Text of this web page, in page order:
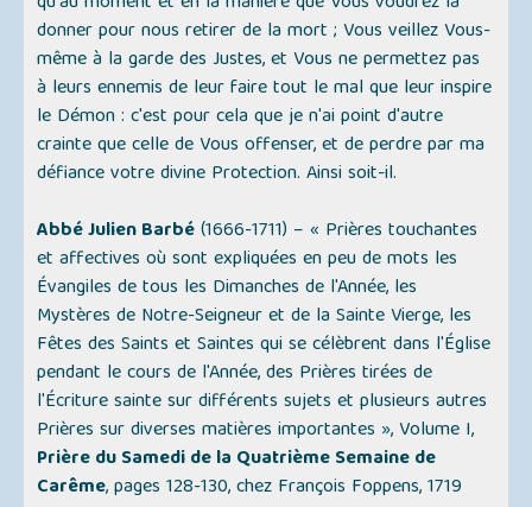
donner pour nous retirer de la mort ; Vous veillez Vous-
même à la garde des Justes, et Vous ne permettez pas
à leurs ennemis de leur faire tout le mal que leur inspire
le Démon : c'est pour cela que je n'ai point d'autre
crainte que celle de Vous offenser, et de perdre par ma
défiance votre divine Protection. Ainsi soit-il.
Abbé Julien Barbé(1666-1711) –« Prières touchantes
et affectives où sont expliquées en peu de mots les
Évangiles de tous les Dimanches de l'Année, les
Mystères de Notre-Seigneur et de la Sainte Vierge, les
Fêtes des Saints et Saintes qui se célèbrent dans l'Église
pendant le cours de l'Année, des Prières tirées de
l'Écriture sainte sur différents sujets et plusieurs autres
Prières sur diverses matières importantes », Volume I,
Prière du Samedi de la Quatrième Semaine de
Carême, pages 128-130, chez François Foppens, 1719